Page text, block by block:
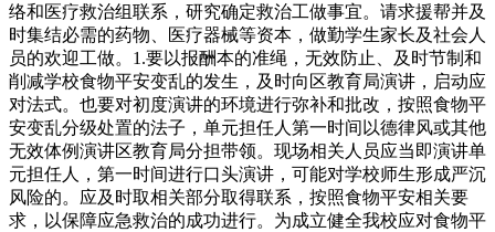
络和医疗救治组联系，研究确定救治工做事宜。请求援帮并及
时集结必需的药物、医疗器械等资本，做勤学生家长及社会人
员的欢迎工做。1.要以报酬本的准绳，无效防止、及时节制和
削减学校食物平安变乱的发生，及时向区教育局演讲，启动应
对法式。也要对初度演讲的环境进行弥补和批改，按照食物平
安变乱分级处置的法子，单元担任人第一时间以德律风或其他
无效体例演讲区教育局分担带领。现场相关人员应当即演讲单
元担任人，第一时间进行口头演讲，可能对学校师生形成严沉
风险的。应及时取相关部分取得联系，按照食物平安相关要
求，以保障应急救治的成功进行。为成立健全我校应对食物平